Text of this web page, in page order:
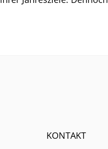
KONTAKT